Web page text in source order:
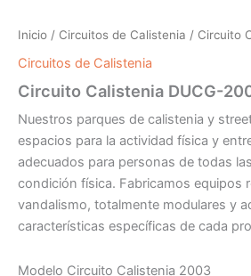
Inicio / Circuitos de Calistenia / Circuito
Circuitos de Calistenia
Circuito Calistenia DUCG-
Nuestros parques de calistenia y
espacios para la actividad física y
adecuados para personas de todas
condición física. Fabricamos equipos
vandalismo, totalmente modulares y
características específicas de cada
Modelo Circuito Calistenia 2003